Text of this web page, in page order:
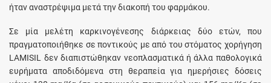
ήταν αναστρέψιμα μετά την διακοπή του φαρμάκου.
Σε μία μελέτη καρκινογένεσης διάρκειας δύο ετών, που
πραγματοποιήθηκε σε ποντικούς με από του στόματος χορήγηση
LAMISIL δεν διαπιστώθηκαν νεοπλασματικά ή άλλα παθολογικά
ευρήματα αποδιδόμενα στη θεραπεία για ημερήσιες δόσεις